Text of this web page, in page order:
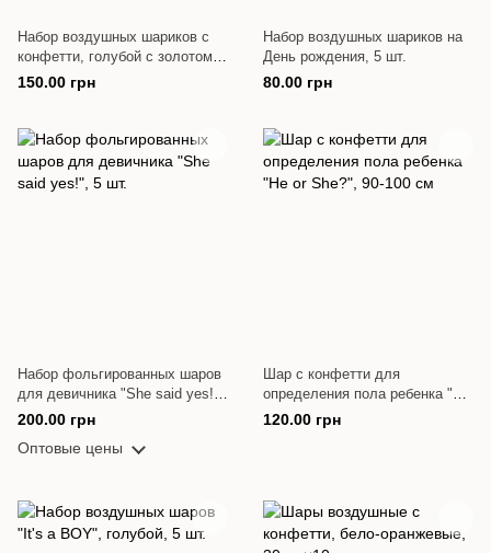
Набор воздушных шариков с
конфетти, голубой с золотом,
12 шт. 30 см
150.00 грн
Набор воздушных шариков на
День рождения, 5 шт.
80.00 грн
Набор фольгированных шаров
для девичника "She said yes!",
5 шт.
200.00 грн
Оптовые цены
Шар с конфетти для
определения пола ребенка "He
or She?", 90-100 см
120.00 грн